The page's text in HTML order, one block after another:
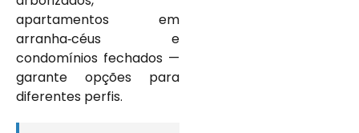
apartamentos em
arranha‑céus e
condomínios fechados —
garante opções para
diferentes perfis.